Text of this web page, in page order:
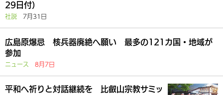
29日付）
社説 7月31日
広島原爆忌 核兵器廃絶へ願い 最多の121カ国・地域が
参加
ニュース 8月7日
平和へ祈りと対話継続を 比叡山宗教サミッ